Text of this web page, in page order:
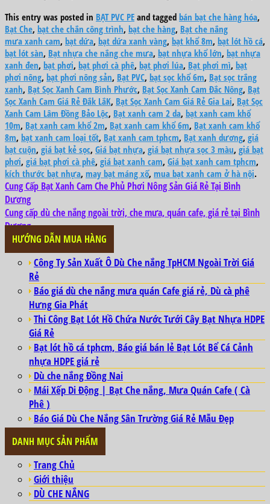
This entry was posted in BẠT PVC PE and tagged bán bạt che hàng hóa,
Bạt Che, bạt che chắn công trình, bạt che hàng, Bạt che nắng
mưa xanh cam, bạt dứa, bạt dứa xanh vàng, bạt khổ 8m, bạt lót hồ cá,
bạt lót sàn, Bạt nhựa che nắng che mưa, bạt nhựa khổ lớn, bạt nhựa
xanh đen, bạt phơi, bạt phơi cà phê, bạt phơi lúa, Bạt phơi mì, bạt
phơi nông, bạt phơi nông sản, Bạt PVC, bạt sọc khổ 6m, Bạt sọc trắng
xanh, Bạt Sọc Xanh Cam Bình Phước, Bạt Sọc Xanh Cam Đắc Nông, Bạt
Sọc Xanh Cam Giá Rẻ Đắk LắK, Bạt Sọc Xanh Cam Giá Rẻ Gia Lai, Bạt Sọc
Xanh Cam Lâm Đồng Bảo Lộc, Bạt xanh cam 2 da, bạt xanh cam khổ
10m, Bạt xanh cam khổ 2m, Bạt xanh cam khổ 6m, Bạt xanh cam khổ
8m, bạt xanh cam loại tốt, Bạt xanh cam tphcm, Bạt xanh dương, giá
bạt cuộn, giá bạt kẻ sọc, Giá bạt nhựa, giá bạt nhựa sọc 3 màu, giá bạt
phơi, giá bạt phơi cà phê, giá bạt xanh cam, Giá bạt xanh cam tphcm,
kích thước bạt nhựa, may bạt máng xố, mua bạt xanh cam ở hà nội.
Cung Cấp Bạt Xanh Cam Che Phủ Phơi Nông Sản Giá Rẻ Tại Bình
Dương
Cung cấp dù che nắng ngoài trời, che mưa, quán cafe, giá rẻ tại Bình
Dương
HƯỚNG DẪN MUA HÀNG
Công Ty Sản Xuất Ô Dù Che nắng TpHCM Ngoài Trời Giá
Rẻ
Báo giá dù che nắng mưa quán Cafe giá rẻ, Dù cà phê
Hưng Gia Phát
Thi Công Bạt Lót Hồ Chứa Nước Tưới Cây Bạt Nhựa HDPE
Giá Rẻ
Bạt lót hồ cá tphcm, Báo giá bán lẻ Bạt Lót Bể Cá Cảnh
nhựa HDPE giá rẻ
Dù che nắng Đồng Nai
Mái Xếp Di Động | Bạt Che nắng, Mưa Quán Cafe ( Cà
Phê )
Báo Giá Dù Che Nắng Sân Trường Giá Rẻ Mẫu Đẹp
DANH MỤC SẢN PHẨM
Trang Chủ
Giới thiệu
DÙ CHE NẮNG